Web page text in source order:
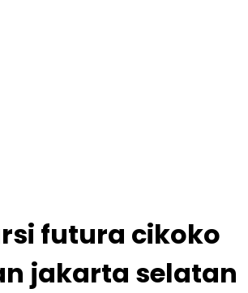
futura cikoko
jakarta selatan